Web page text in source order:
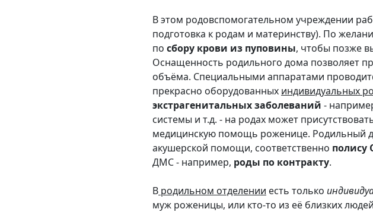
В этом родовспомогательном учреждении
подготовка к родам и материнству). По
по сбору крови из пуповины, чтобы позже
Оснащенность родильного дома позволяет
объёма. Специальными аппаратами
прекрасно оборудованных индивидуальных
экстрагенитальных заболеваний -
системы и т.д. - на родах может
медицинскую помощь роженице. Родильный
акушерской помощи, соответственно полису
ДМС - например, роды по контракту.
В родильном отделении есть только
муж роженицы, или кто-то из её близких